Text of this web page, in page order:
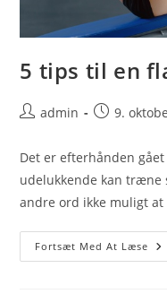
5 tips til en
Postadmin
Post9.
Det er efterhånden
udelukkende kan træne
andre ord ikke muligt
Fortsæt Med At Læse